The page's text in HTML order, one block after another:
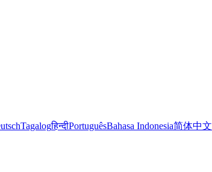
Tagalogहिन्दीPortuguêsBahasa Indonesia简体中文